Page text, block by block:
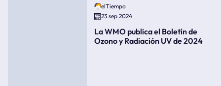
elTiempo
23 sep 2024
La WMO publica el Boletín de
Ozono y Radiación UV de 2024